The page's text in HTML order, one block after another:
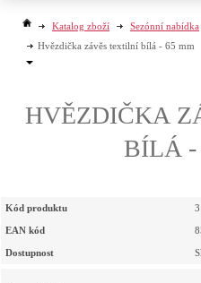
Katalog zboží Sezónní nabídka
Hvězdička závěs textilní bílá - 65 mm
HVĚZDIČKA
BÍLÁ -
Kód produktu
EAN kód
Dostupnost